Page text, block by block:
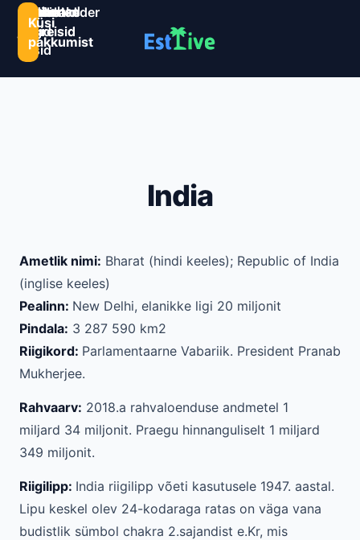
Sihtkohad
reisid
Estlive
ringreisid
Goa
reisid
Premio
ringreisid
Reisikalender
Järelmaks
Kontaktid
Küsi
pakkumist
India
Ametlik nimi: Bharat (hindi keeles); Republic of India
(inglise keeles)
Pealinn: New Delhi, elanikke ligi 20 miljonit
Pindala: 3 287 590 km2
Riigikord: Parlamentaarne Vabariik. President Pranab
Mukherjee.
Rahvaarv: 2018.a rahvaloenduse andmetel 1
miljard 34 miljonit. Praegu hinnanguliselt 1 miljard
349 miljonit.
Riigilipp: India riigilipp võeti kasutusele 1947. aastal.
Lipu keskel olev 24-kodaraga ratas on väga vana
budistlik sümbol chakra 2.sajandist e.Kr, mis